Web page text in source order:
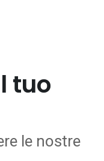
tuo
le nostre